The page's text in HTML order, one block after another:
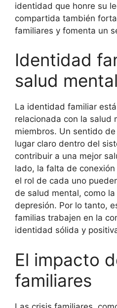
identidad que honre su
compartida también
familiares y fomenta un
Identidad
salud mental
La identidad familiar
relacionada con la salud
miembros. Un sentido
lugar claro dentro del
contribuir a una mejor
lado, la falta de
el rol de cada uno
de salud mental, como
depresión. Por lo tanto,
familias trabajen en la
identidad sólida y
El impacto
familiares